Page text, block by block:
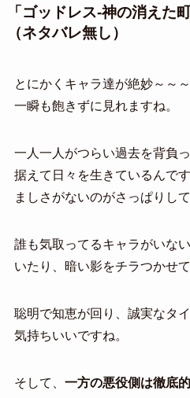
「ゴッドレス-神の消えた
（ネタバレ無し）
とにかくキャラ達が絶妙～～
一瞬も飽きずに見れますね。
一人一人がつらい過去を背負
据えて日々を生きているんで
ましさがないのがさっぱりし
誰も気取ってるキャラがいな
いたり、暗い影をチラつかせ
聡明で知恵が回り、誠実なタ
気持ちいいですね。
そして、 一方の悪役側は徹底